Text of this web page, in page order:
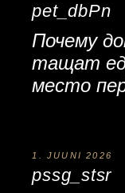
pet_dbPn
Почему
тащат
место
1. JUUNI 2026
pssg_stsr